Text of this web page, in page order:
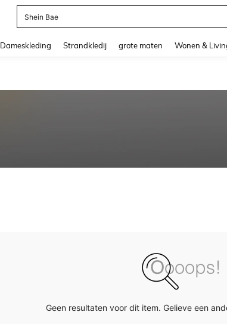
Shein Bae
Dameskleding Strandkledij grote maten Wonen &
Geen resultaten voor dit item. Gelieve een